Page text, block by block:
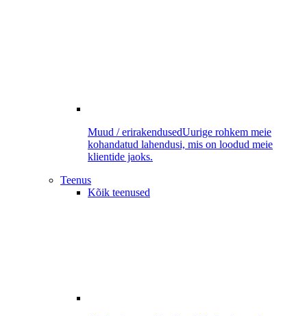
Muud / erirakendusedUurige rohkem meie
kohandatud lahendusi, mis on loodud meie
klientide jaoks.
Teenus
Kõik teenused